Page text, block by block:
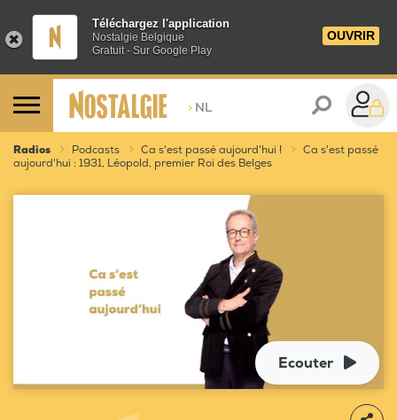
Téléchargez l'application
Nostalgie Belgique
Gratuit - Sur Google Play
OUVRIR
> NL
Radios Podcasts Ca s'est passé aujourd'hui !
Ca s'est passé
aujourd'hui : 1931, Léopold, premier Roi des Belges
Ecouter